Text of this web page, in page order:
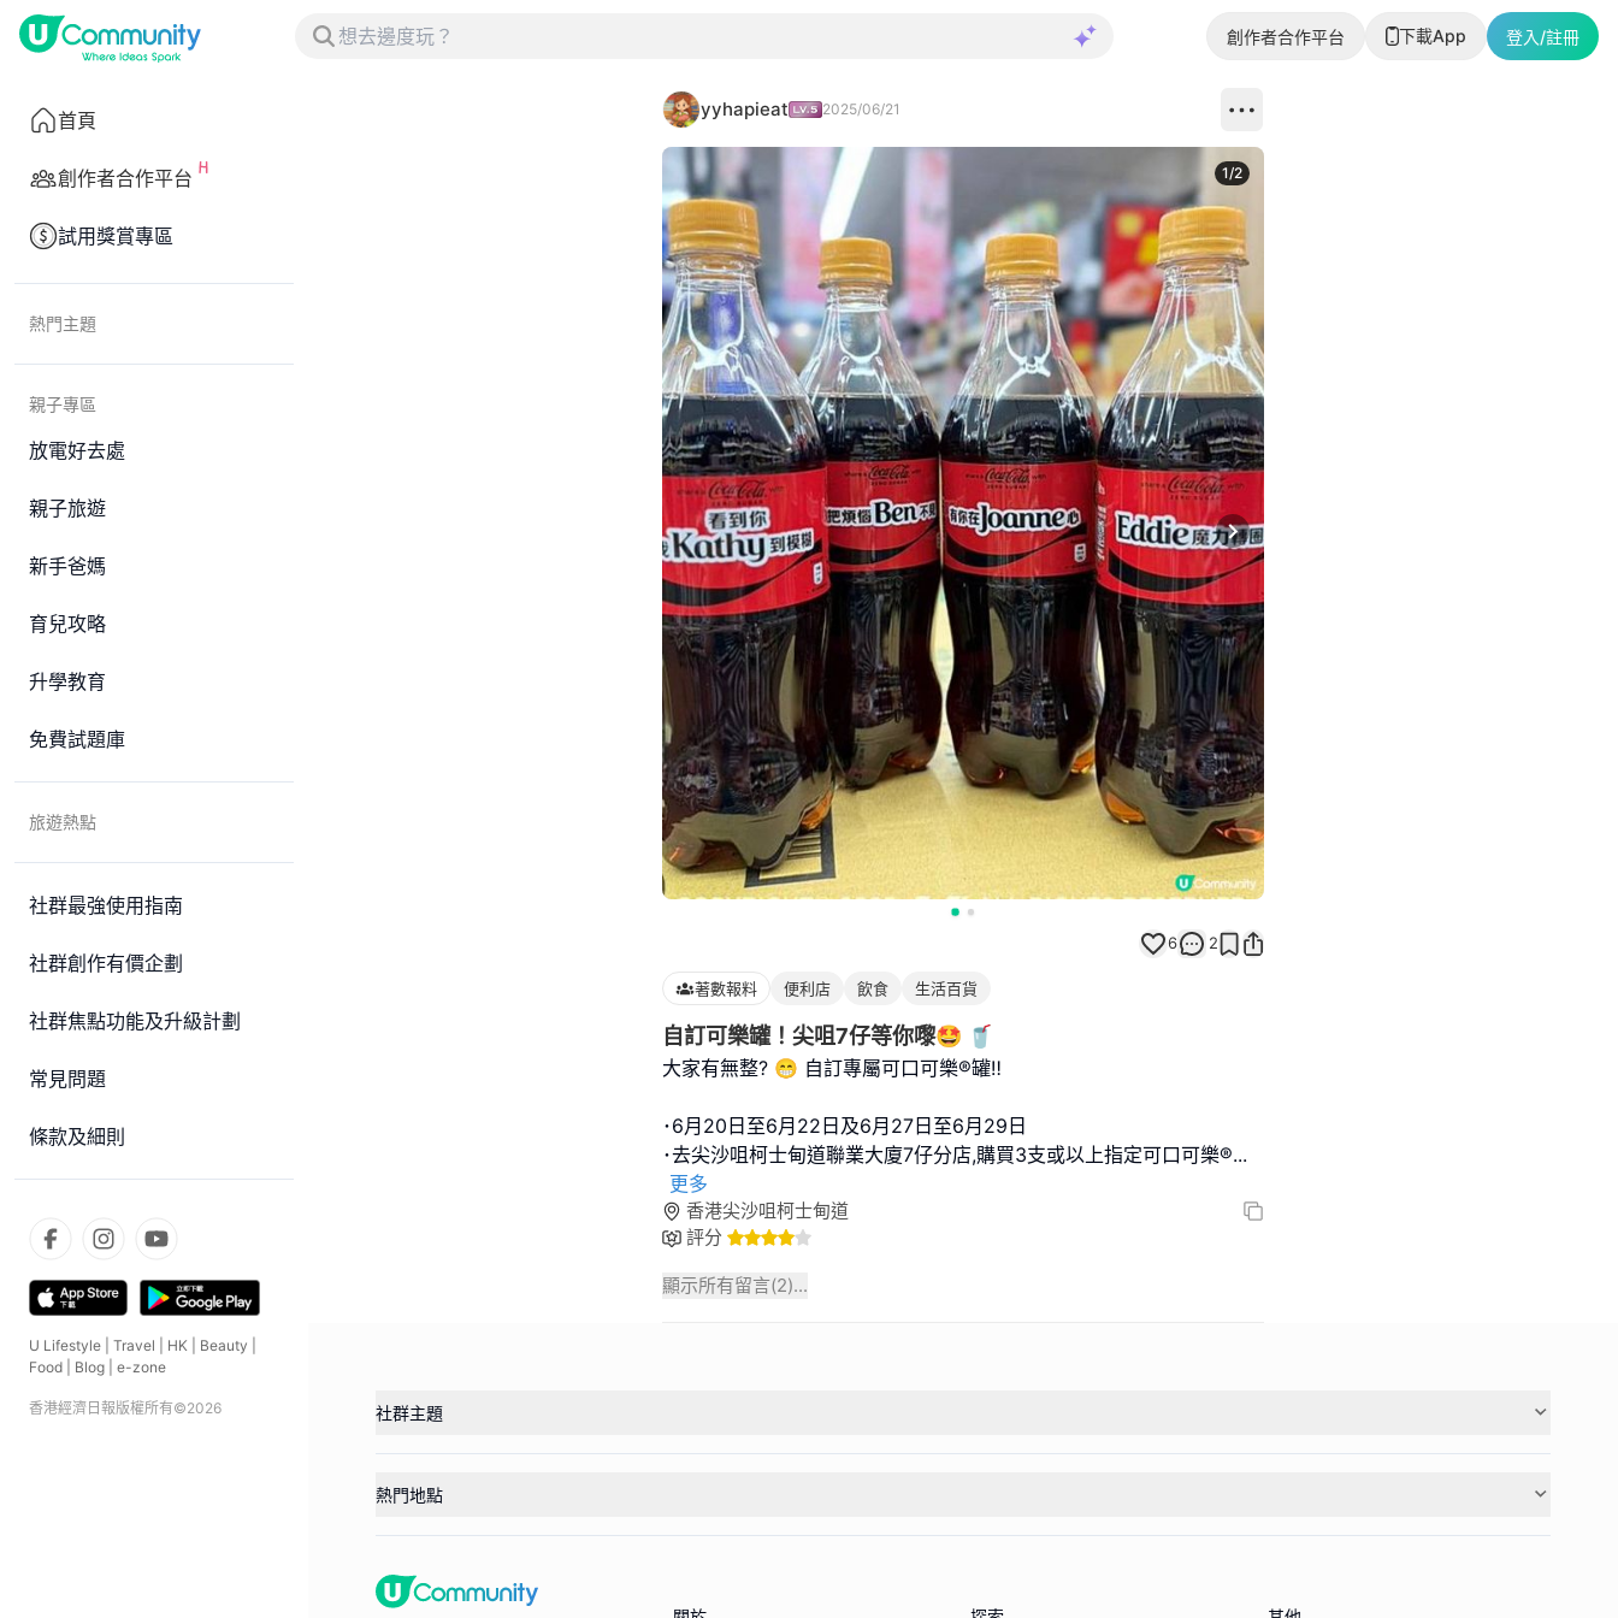
創作者合作平台 下載App 登入/註冊
首頁
創作者合作平台
試用獎賞專區
熱門主題
親子專區
放電好去處
親子旅遊
新手爸媽
育兒攻略
升學教育
免費試題庫
旅遊熱點
社群最強使用指南
社群創作有價企劃
社群焦點功能及升級計劃
常見問題
條款及細則
U Lifestyle Travel HK Beauty
Food
Blog e-zone
香港經濟日報版權所有©2026
yyhapieat 2025/06/21
Next slide
1/2
6 2
著數報料 便利店 飲食 生活百貨
自訂可樂罐！尖咀7仔等你嚟🤩 🥤
大家有無整? 😁 自訂專屬可口可樂®罐‼️
･6月20日至6月22日及6月27日至6月29日
･去尖沙咀柯士甸道聯業大廈7仔分店,購買3支或以上指定可口可樂®...
更多
香港尖沙咀柯士甸道
評分
顯示所有留言(2)...
社群主題
熱門地點